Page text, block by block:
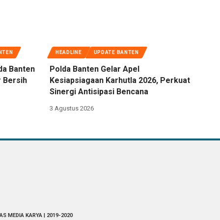
Banten
Bersih
HEADLINE UPDATE BANTEN
Polda Banten Gelar Apel
Kesiapsiagaan Karhutla 2026, Perkuat
Sinergi Antisipasi Bencana
3 Agustus 2026
MEDIA KARYA | 2019-2020